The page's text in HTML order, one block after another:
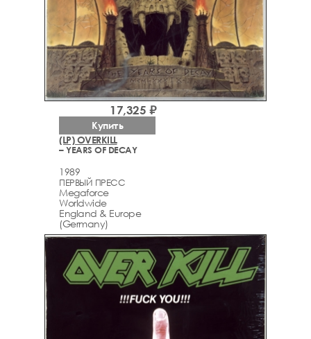
(LP) OVERKILL
– YEARS OF DECAY
1989
ПЕРВЫЙ ПРЕСС
Megaforce
Worldwide
England & Europe
(Germany)
17,325 ₽
Купить